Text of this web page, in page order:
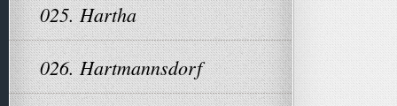
025. Hartha
026. Hartmannsdorf